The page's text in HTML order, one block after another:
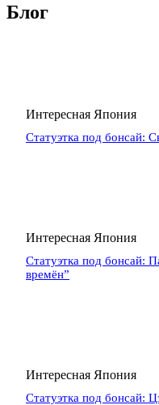
Блог
Интересная Япония
Статуэтка под бонсай:
Интересная Япония
Статуэтка под бонсай:
времён”
Интересная Япония
Статуэтка под бонсай: